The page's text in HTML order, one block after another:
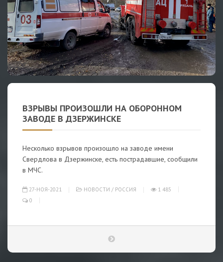
ВЗРЫВЫ ПРОИЗОШЛИ НА ОБОРОННОМ
ЗАВОДЕ В ДЗЕРЖИНСКЕ
Несколько взрывов произошло на заводе имени
Свердлова в Дзержинске, есть пострадавшие, сообщили
в МЧС.
27-НОЯ-2021 НОВОСТИ / РОССИЯ
1 485
0